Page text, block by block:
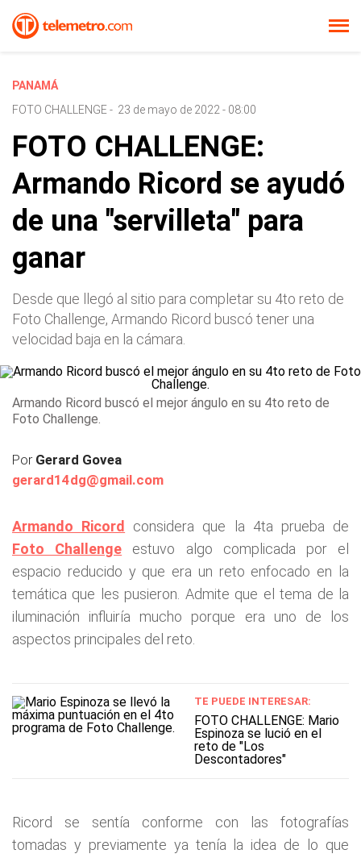
PANAMÁ
FOTO CHALLENGE- 23 de mayo de 2022 - 08:00
FOTO CHALLENGE:
Armando Ricord se ayudó
de una "servilleta" para
ganar
Desde que llegó al sitio para completar su 4to reto de
Foto Challenge, Armando Ricord buscó tener una
velocidad baja en la cámara.
Armando Ricord buscó el mejor ángulo en su 4to reto de
Foto Challenge.
Por Gerard Govea
gerard14dg@gmail.com
Armando Ricord
considera que la 4ta prueba de
Foto Challenge estuvo algo complicada por el
espacio reducido y que era un reto enfocado en la
temática que les pusieron. Admite que el tema de la
iluminación influiría mucho porque era uno de los
aspectos principales del reto.
TE PUEDE INTERESAR:
FOTO CHALLENGE: Mario
Espinoza se lució en el
reto de "Los
Descontadores"
Ricord se sentía conforme con las fotografías
tomadas y previamente ya tenía la idea de lo que